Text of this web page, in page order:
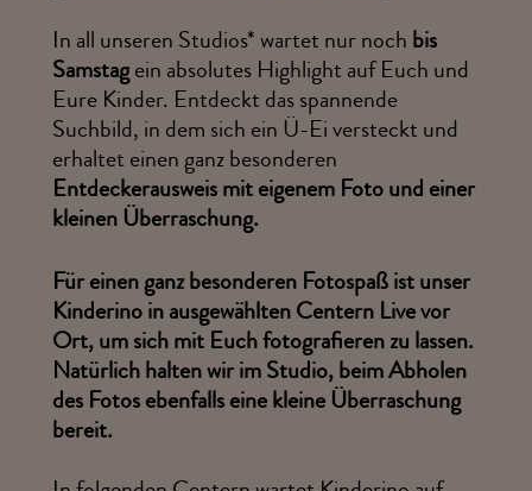
In all unseren Studios* wartet nur noch bis
Samstagein absolutes Highlight auf Euch und
Eure Kinder. Entdeckt das spannende
Suchbild, in dem sich ein Ü-Ei versteckt und
erhaltet einen ganz besonderen
Entdeckerausweis mit eigenem Foto und einer
kleinen Überraschung.
Für einen ganz besonderen Fotospaß ist unser
Kinderino in ausgewählten Centern Live vor
Ort, um sich mit Euch fotografieren zu lassen.
Natürlich halten wir im Studio, beim Abholen
des Fotos ebenfalls eine kleine Überraschung
bereit.